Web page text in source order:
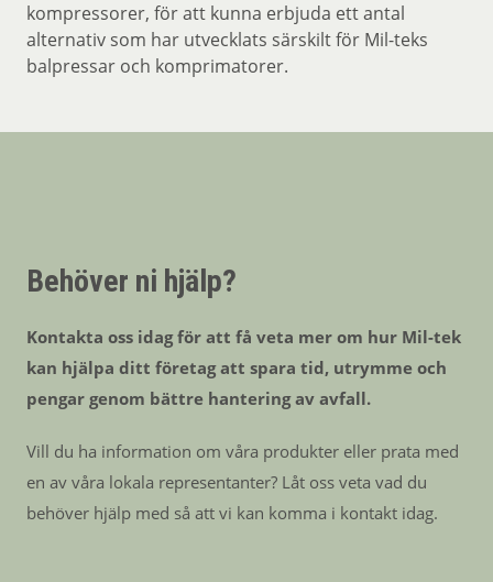
kompressorer, för att kunna erbjuda ett antal
alternativ som har utvecklats särskilt för Mil-teks
balpressar och komprimatorer.
Behöver ni hjälp?
Kontakta oss idag för att få veta mer om hur Mil-tek
kan hjälpa ditt företag att spara tid, utrymme och
pengar genom bättre hantering av avfall.
Vill du ha information om våra produkter eller prata med
en av våra lokala representanter? Låt oss veta vad du
behöver hjälp med så att vi kan komma i kontakt idag.